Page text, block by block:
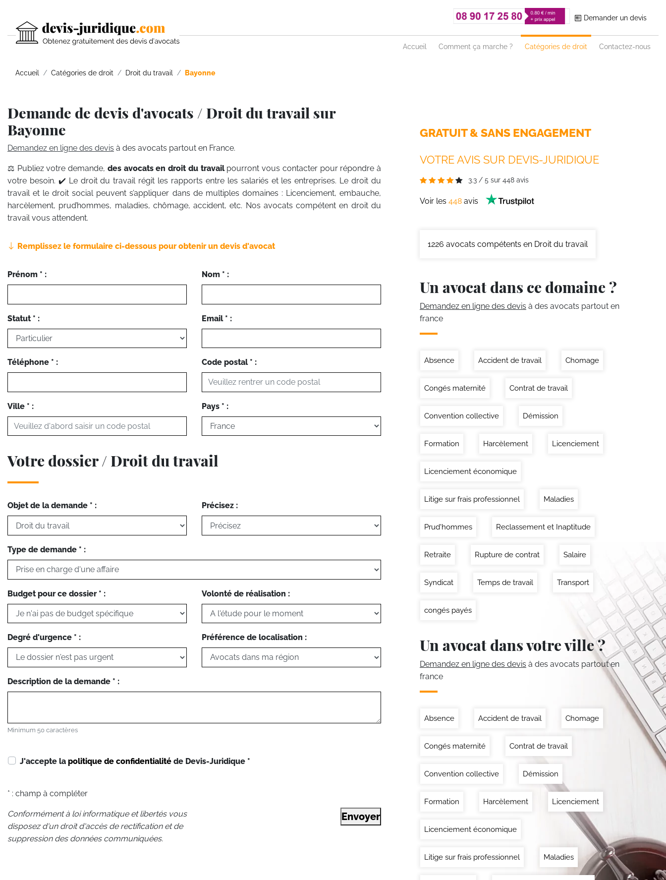
Demander un devis
Accueil Comment ça marche ? Catégories de droit Contactez-nous
Accueil Catégories de droit Droit du travail Bayonne
Demande de devis d'avocats / Droit du travail sur
Bayonne
Demandez en ligne des devis à des avocats partout en France.
⚖️ Publiez votre demande, des avocats en droit du travailpourront vous contacter pour répondre à
votre besoin. ✔️ Le droit du travail régit les rapports entre les salariés et les entreprises. Le droit du
travail et le droit social peuvent s’appliquer dans de multiples domaines : Licenciement, embauche,
harcèlement, prud’hommes, maladies, chômage, accident, etc. Nos avocats compétent en droit du
travail vous attendent.
Remplissez le formulaire ci-dessous pour obtenir un devis d'avocat
Prénom * : Nom * :
Statut * : Email * :
Téléphone * : Code postal * :
Ville * : Pays * :
Votre dossier / Droit du travail
Objet de la demande * : Précisez :
Type de demande * :
Budget pour ce dossier * : Volonté de réalisation :
Degré d'urgence * : Préférence de localisation :
Description de la demande * :
Minimum 50 caractères
J'accepte la politique de confidentialité de Devis-Juridique *
* : champ à compléter
Conformément à loi informatique et libertés vous
disposez d'un droit d'accès de rectification et de
suppression des données communiquées.
Envoyer
GRATUIT & SANS ENGAGEMENT
VOTRE AVIS SUR DEVIS-JURIDIQUE
3.3 / 5 sur 448 avis
Voir les 448 avis
1226 avocats compétents en Droit du travail
Un avocat dans ce domaine ?
Demandez en ligne des devis à des avocats partout en
france
Absence Accident de travail Chomage
Congés maternité Contrat de travail
Convention collective Démission
Formation Harcèlement Licenciement
Licenciement économique
Litige sur frais professionnel Maladies
Prud'hommes Reclassement et Inaptitude
Retraite Rupture de contrat Salaire
Syndicat Temps de travail Transport
congés payés
Un avocat dans votre ville ?
Demandez en ligne des devis à des avocats partout en
france
Absence Accident de travail Chomage
Congés maternité Contrat de travail
Convention collective Démission
Formation Harcèlement Licenciement
Licenciement économique
Litige sur frais professionnel Maladies